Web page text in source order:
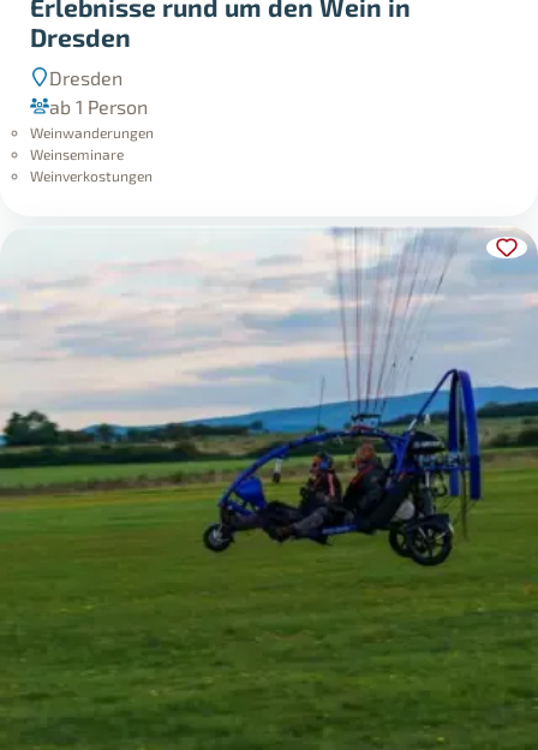
Erlebnisse rund um den Wein in
Dresden
Dresden
ab 1 Person
Weinwanderungen
Weinseminare
Weinverkostungen